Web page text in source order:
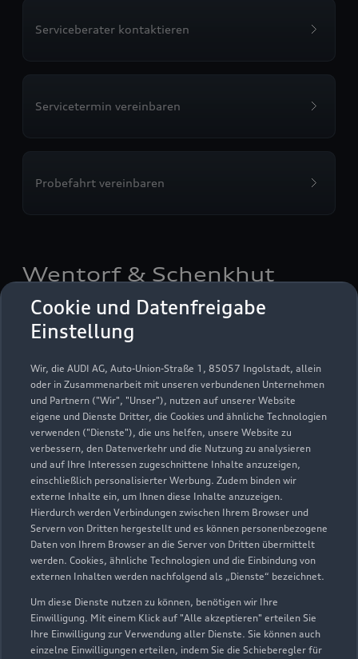
Cookie und Datenfreigabe
Einstellung
Wir, die AUDI AG, Auto-Union-Straße 1, 85057 Ingolstadt, allein
oder in Zusammenarbeit mit unseren verbundenen Unternehmen
und Partnern ("Wir", "Unser"), nutzen auf unserer Website
eigene und Dienste Dritter, die Cookies und ähnliche Technologien
verwenden ("Dienste"), die uns helfen, unsere Website zu
verbessern, den Datenverkehr und die Nutzung zu analysieren
und auf Ihre Interessen zugeschnittene Inhalte anzuzeigen,
einschließlich personalisierter Werbung. Zudem binden wir
externe Inhalte ein, um Ihnen diese Inhalte anzuzeigen.
Hierdurch werden Verbindungen zwischen Ihrem Browser und
Servern von Dritten hergestellt und es können personenbezogene
Daten von Ihrem Browser an die Server von Dritten übermittelt
werden. Cookies, ähnliche Technologien und die Einbindung von
externen Inhalten werden nachfolgend als „Dienste“ bezeichnet.
Um diese Dienste nutzen zu können, benötigen wir Ihre
Einwilligung. Mit einem Klick auf "Alle akzeptieren" erteilen Sie
Ihre Einwilligung zur Verwendung aller Dienste. Sie können auch
einzelne Einwilligungen erteilen, indem Sie die Schieberegler für
Serviceberater kontaktieren
Servicetermin vereinbaren
Probefahrt vereinbaren
Wentorf & Schenkhut
Autoverkauf
Servicepartner
Audi Gebrauchtwagen :plus
Bornhardtstraße 6
38644 Goslar
05321 57040